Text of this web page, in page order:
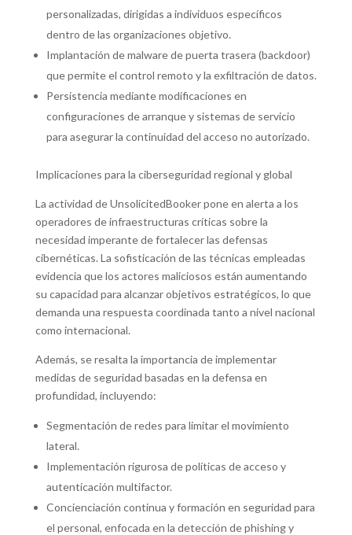
personalizadas, dirigidas a individuos específicos
dentro de las organizaciones objetivo.
Implantación de malware de puerta trasera (backdoor)
que permite el control remoto y la exfiltración de datos.
Persistencia mediante modificaciones en
configuraciones de arranque y sistemas de servicio
para asegurar la continuidad del acceso no autorizado.
Implicaciones para la ciberseguridad regional y global
La actividad de UnsolicitedBooker pone en alerta a los
operadores de infraestructuras críticas sobre la
necesidad imperante de fortalecer las defensas
cibernéticas. La sofisticación de las técnicas empleadas
evidencia que los actores maliciosos están aumentando
su capacidad para alcanzar objetivos estratégicos, lo que
demanda una respuesta coordinada tanto a nivel nacional
como internacional.
Además, se resalta la importancia de implementar
medidas de seguridad basadas en la defensa en
profundidad, incluyendo:
Segmentación de redes para limitar el movimiento
lateral.
Implementación rigurosa de políticas de acceso y
autenticación multifactor.
Concienciación continua y formación en seguridad para
el personal, enfocada en la detección de phishing y